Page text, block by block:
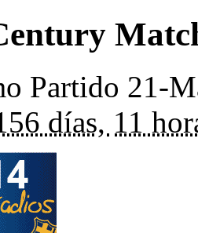
Partido 21-
días, 11